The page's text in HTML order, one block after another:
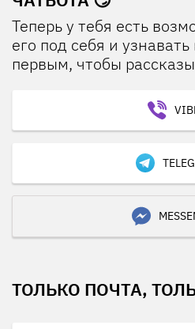
Теперь у тебя есть
его под себя и
первым, чтобы
ТОЛЬКО ПОЧТА,